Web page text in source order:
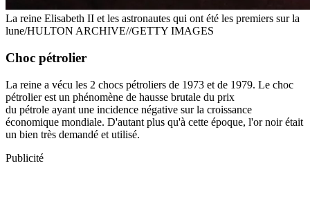
La reine Elisabeth II et les astronautes qui ont été les premiers sur la
lune/HULTON ARCHIVE//GETTY IMAGES
Choc pétrolier
La reine a vécu les 2 chocs pétroliers de 1973 et de 1979. Le choc
pétrolier est un phénomène de hausse brutale du prix
du pétrole ayant une incidence négative sur la croissance
économique mondiale. D'autant plus qu'à cette époque, l'or noir était
un bien très demandé et utilisé.
Publicité